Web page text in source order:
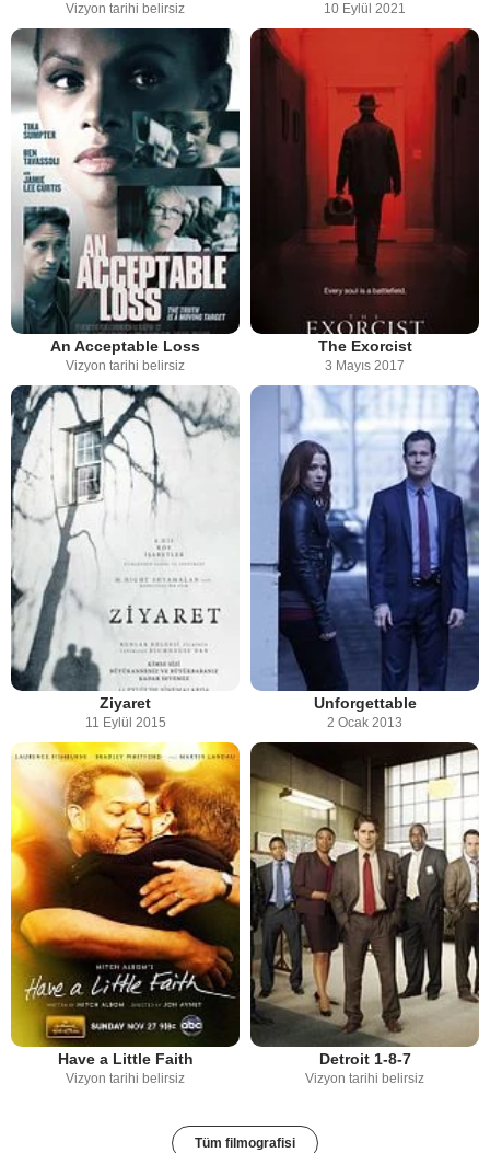
Vizyon tarihi belirsiz 10 Eylül 2021
An Acceptable Loss
Vizyon tarihi belirsiz
The Exorcist
3 Mayıs 2017
Ziyaret
11 Eylül 2015
Unforgettable
2 Ocak 2013
Have a Little Faith
Vizyon tarihi belirsiz
Detroit 1-8-7
Vizyon tarihi belirsiz
Tüm filmografisi